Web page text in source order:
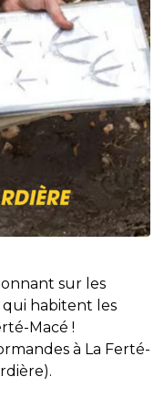
sur les
qui habitent les
Macé !
à La Ferté-